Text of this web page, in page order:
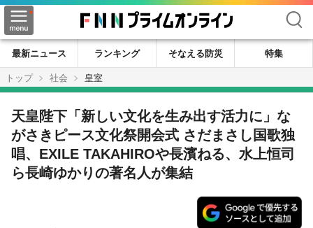
検索
最新ニュース ランキング そなえる防災
特集
トップ
社会 皇室
天皇陛下「新しい文化を生み出す活力に」な
がさきピース文化祭開会式 さだまさし国歌独
唱、EXILE TAKAHIROや長濱ねる、水上恒司
ら長崎ゆかりの著名人が集結